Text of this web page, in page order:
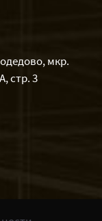
мкр.
стр. 3